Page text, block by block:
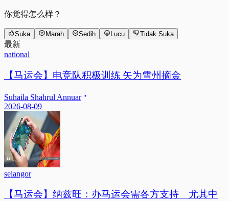
你觉得怎么样？
Suka Marah Sedih Lucu Tidak Suka
最新
national
【马运会】电竞队积极训练 矢为雪州摘金
Suhaila Shahrul Annuar
2026-08-09
selangor
【马运会】纳兹旺：办马运会需各方支持 尤其中